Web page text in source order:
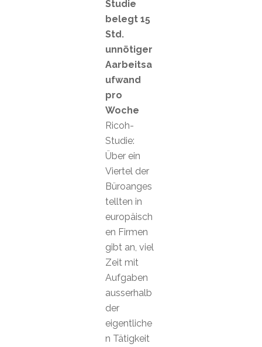
Studie
belegt 15
Std.
unnötiger
Aarbeitsa
ufwand
pro
Woche
Ricoh-
Studie:
Über ein
Viertel der
Büroanges
tellten in
europäisch
en Firmen
gibt an, viel
Zeit mit
Aufgaben
ausserhalb
der
eigentliche
n Tätigkeit